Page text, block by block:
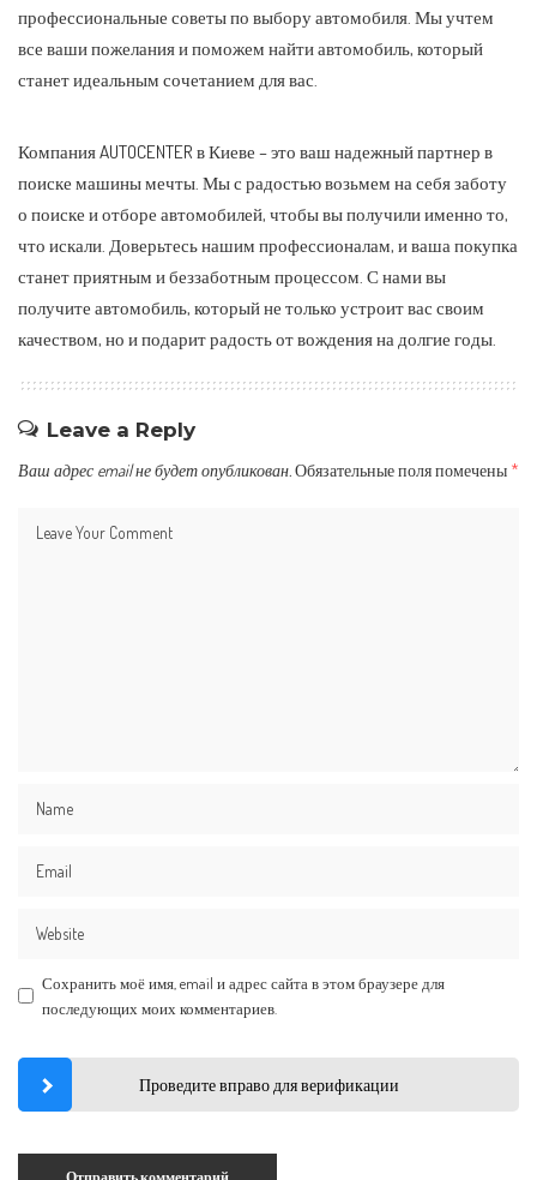
профессиональные советы по выбору автомобиля. Мы учтем
все ваши пожелания и поможем найти автомобиль, который
станет идеальным сочетанием для вас.
Компания AUTOCENTER в Киеве – это ваш надежный партнер в
поиске машины мечты. Мы с радостью возьмем на себя заботу
о поиске и отборе автомобилей, чтобы вы получили именно то,
что искали. Доверьтесь нашим профессионалам, и ваша покупка
станет приятным и беззаботным процессом. С нами вы
получите автомобиль, который не только устроит вас своим
качеством, но и подарит радость от вождения на долгие годы.
Leave a Reply
Ваш адрес email не будет опубликован. Обязательные поля помечены *
Сохранить моё имя, email и адрес сайта в этом браузере для
последующих моих комментариев.
Проведите вправо для верификации